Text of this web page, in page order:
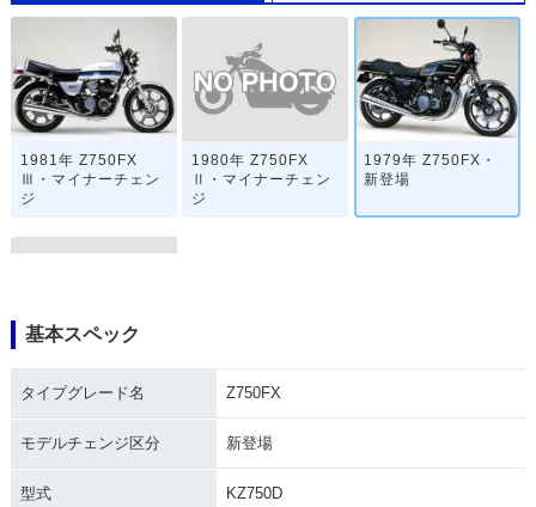
1981年 Z750FX
Ⅲ・マイナーチェン
ジ
1980年 Z750FX
Ⅱ・マイナーチェン
ジ
1979年 Z750FX・
新登場
基本スペック
タイプグレード名 Z750FX
モデルチェンジ区分 新登場
型式 KZ750D